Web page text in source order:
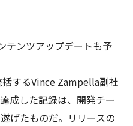
テンツアップデートも予
するVince Zampella副社
成した記録は、開発チー
げたものだ。リリースの